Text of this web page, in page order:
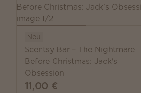
Neu
Scentsy Bar – The Nightmare
Before Christmas: Jack's
Obsession
11,00 €